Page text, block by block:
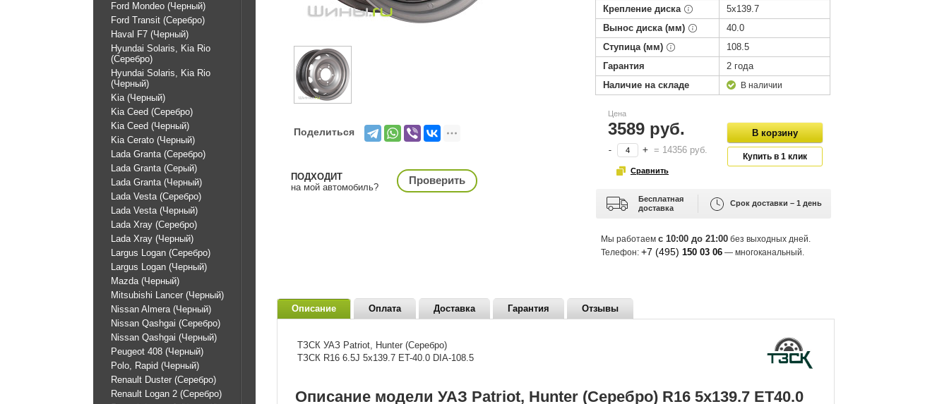
Ford Mondeo (Черный)
Ford Transit (Серебро)
Haval F7 (Черный)
Hyundai Solaris, Kia Rio
(Серебро)
Hyundai Solaris, Kia Rio
(Черный)
Kia (Черный)
Kia Ceed (Серебро)
Kia Ceed (Черный)
Kia Cerato (Черный)
Lada Granta (Серебро)
Lada Granta (Серый)
Lada Granta (Черный)
Lada Vesta (Серебро)
Lada Vesta (Черный)
Lada Xray (Серебро)
Lada Xray (Черный)
Largus Logan (Серебро)
Largus Logan (Черный)
Mazda (Черный)
Mitsubishi Lancer (Черный)
Nissan Almera (Черный)
Nissan Qashgai (Серебро)
Nissan Qashgai (Черный)
Peugeot 408 (Черный)
Polo, Rapid (Черный)
Renault Duster (Серебро)
Renault Logan 2 (Серебро)
Поделиться
ПОДХОДИТ
на мой автомобиль?
Проверить
Крепление диска
5x139.7
Вынос диска (мм)
40.0
Ступица (мм)
108.5
Гарантия
2 года
Наличие на складе
В наличии
Цена
3589 руб.
- + = 14356 руб.
Бесплатная
доставка
Срок доставки – 1 день
Мы работаем с 10:00 до 21:00 без выходных дней.
Телефон: +7 (495) 150 03 06 — многоканальный.
Описание Оплата Доставка Гарантия Отзывы
ТЗСК УАЗ Patriot, Hunter (Серебро)
ТЗСК R16 6.5J 5x139.7 ET-40.0 DIA-108.5
Описание модели УАЗ Patriot, Hunter (Серебро) R16 5х139.7 ET40.0